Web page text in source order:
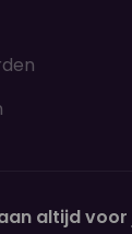
altijd voor